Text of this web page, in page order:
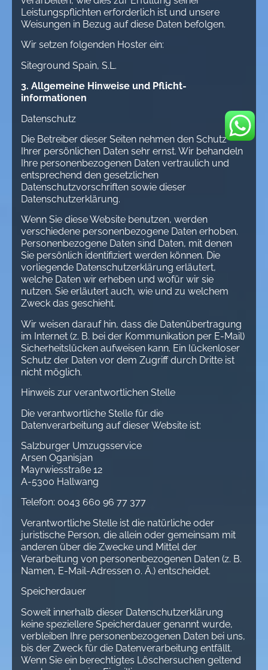
Leistungspflichten erforderlich ist und unsere
Weisungen in Bezug auf diese Daten befolgen.
Wir setzen folgenden Hoster ein:
Siteground Spain, S.L.
3. Allgemeine Hinweise und Pflicht­
informationen
Datenschutz
Die Betreiber dieser Seiten nehmen den Schutz
Ihrer persönlichen Daten sehr ernst. Wir behandeln
Ihre personenbezogenen Daten vertraulich und
entsprechend den gesetzlichen
Datenschutzvorschriften sowie dieser
Datenschutzerklärung.
Wenn Sie diese Website benutzen, werden
verschiedene personenbezogene Daten erhoben.
Personenbezogene Daten sind Daten, mit denen
Sie persönlich identifiziert werden können. Die
vorliegende Datenschutzerklärung erläutert,
welche Daten wir erheben und wofür wir sie
nutzen. Sie erläutert auch, wie und zu welchem
Zweck das geschieht.
Wir weisen darauf hin, dass die Datenübertragung
im Internet (z. B. bei der Kommunikation per E-Mail)
Sicherheitslücken aufweisen kann. Ein lückenloser
Schutz der Daten vor dem Zugriff durch Dritte ist
nicht möglich.
Hinweis zur verantwortlichen Stelle
Die verantwortliche Stelle für die
Datenverarbeitung auf dieser Website ist:
Salzburger Umzugsservice
Arsen Oganisjan
Mayrwiesstraße 12
A-5300 Hallwang
Telefon: 0043 660 96 77 377
Verantwortliche Stelle ist die natürliche oder
juristische Person, die allein oder gemeinsam mit
anderen über die Zwecke und Mittel der
Verarbeitung von personenbezogenen Daten (z. B.
Namen, E-Mail-Adressen o. Ä.) entscheidet.
Speicherdauer
Soweit innerhalb dieser Datenschutzerklärung
keine speziellere Speicherdauer genannt wurde,
verbleiben Ihre personenbezogenen Daten bei uns,
bis der Zweck für die Datenverarbeitung entfällt.
Wenn Sie ein berechtigtes Löschersuchen geltend